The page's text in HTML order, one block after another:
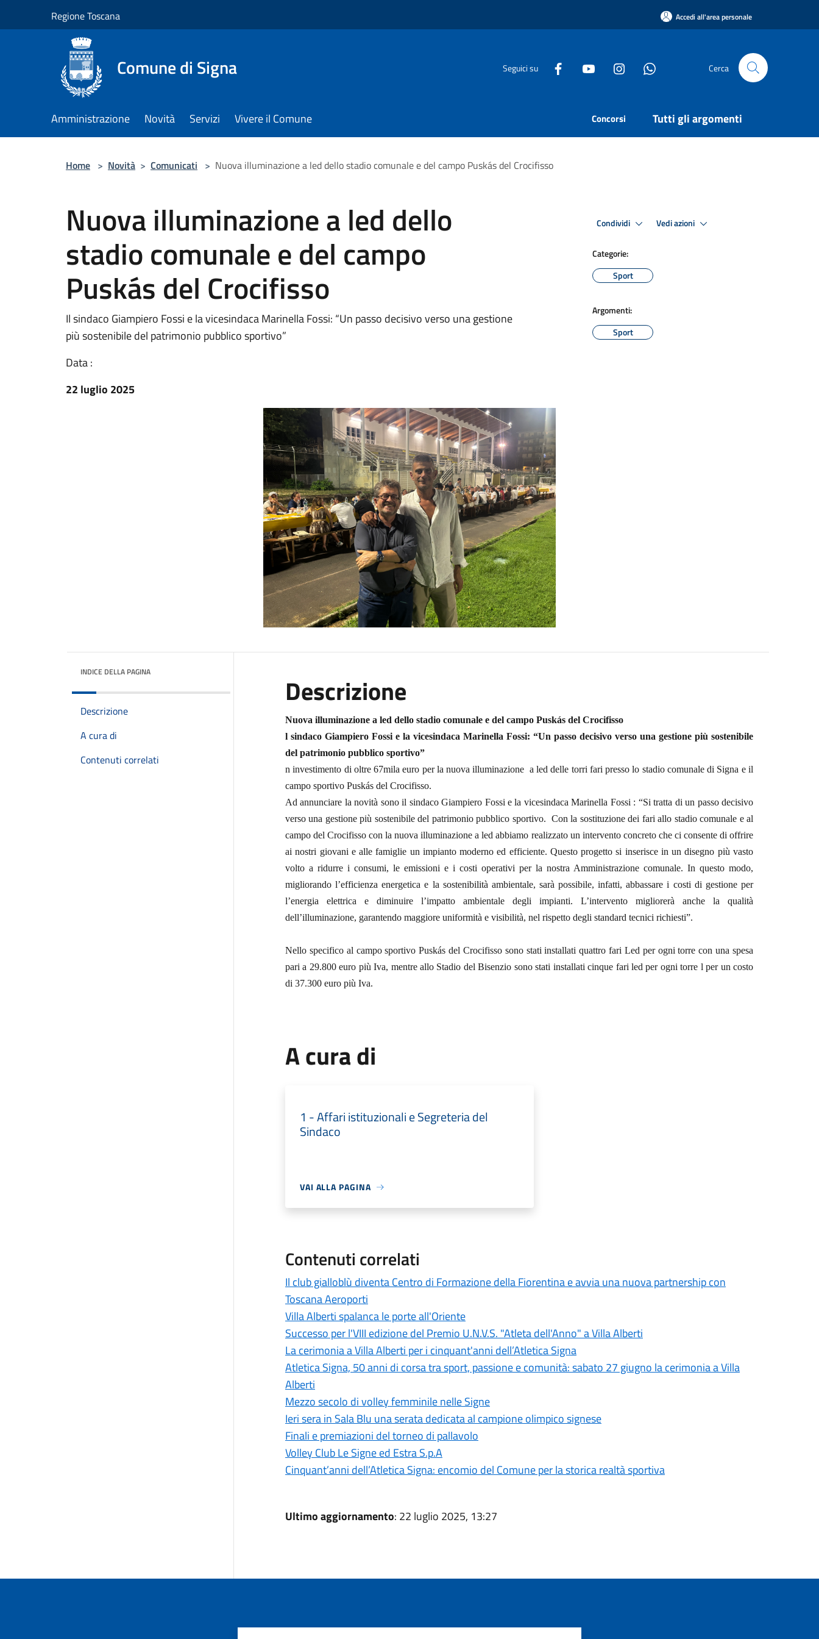
Regione Toscana Accedi all'area personale
Comune di Signa Seguici su Cerca
Amministrazione Novità Servizi Vivere il Comune Concorsi Tutti gli argomenti
Home > Novità > Comunicati > Nuova illuminazione a led dello stadio comunale e del campo Puskás del Crocifisso
Nuova illuminazione a led dello
stadio comunale e del campo
Puskás del Crocifisso
Il sindaco Giampiero Fossi e la vicesindaca Marinella Fossi: “Un passo decisivo verso una gestione
più sostenibile del patrimonio pubblico sportivo”
Data :
22 luglio 2025
Condividi Vedi azioni
Categorie:
Sport
Argomenti:
Sport
INDICE DELLA PAGINA
Descrizione
A cura di
Contenuti correlati
Descrizione
Nuova illuminazione a led dello stadio comunale e del campo Puskás del Crocifisso
l sindaco Giampiero Fossi e la vicesindaca Marinella Fossi: “Un passo decisivo verso una gestione più sostenibile
del patrimonio pubblico sportivo”
n investimento di oltre 67mila euro per la nuova illuminazione a led delle torri fari presso lo stadio comunale di Signa e il
campo sportivo Puskás del Crocifisso.
Ad annunciare la novità sono il sindaco Giampiero Fossi e la vicesindaca Marinella Fossi : “Si tratta di un passo decisivo
verso una gestione più sostenibile del patrimonio pubblico sportivo. Con la sostituzione dei fari allo stadio comunale e al
campo del Crocifisso con la nuova illuminazione a led abbiamo realizzato un intervento concreto che ci consente di offrire
ai nostri giovani e alle famiglie un impianto moderno ed efficiente. Questo progetto si inserisce in un disegno più vasto
volto a ridurre i consumi, le emissioni e i costi operativi per la nostra Amministrazione comunale. In questo modo,
migliorando l’efficienza energetica e la sostenibilità ambientale, sarà possibile, infatti, abbassare i costi di gestione per
l’energia elettrica e diminuire l’impatto ambientale degli impianti. L’intervento migliorerà anche la qualità
dell’illuminazione, garantendo maggiore uniformità e visibilità, nel rispetto degli standard tecnici richiesti”.
Nello specifico al campo sportivo Puskás del Crocifisso sono stati installati quattro fari Led per ogni torre con una spesa
pari a 29.800 euro più Iva, mentre allo Stadio del Bisenzio sono stati installati cinque fari led per ogni torre l per un costo
di 37.300 euro più Iva.
A cura di
1 - Affari istituzionali e Segreteria del
Sindaco
VAI ALLA PAGINA
Contenuti correlati
Il club gialloblù diventa Centro di Formazione della Fiorentina e avvia una nuova partnership con
Toscana Aeroporti
Villa Alberti spalanca le porte all'Oriente
Successo per l'VIII edizione del Premio U.N.V.S. "Atleta dell'Anno" a Villa Alberti
La cerimonia a Villa Alberti per i cinquant'anni dell’Atletica Signa
Atletica Signa, 50 anni di corsa tra sport, passione e comunità: sabato 27 giugno la cerimonia a Villa
Alberti
Mezzo secolo di volley femminile nelle Signe
Ieri sera in Sala Blu una serata dedicata al campione olimpico signese
Finali e premiazioni del torneo di pallavolo
Volley Club Le Signe ed Estra S.p.A
Cinquant’anni dell’Atletica Signa: encomio del Comune per la storica realtà sportiva
Ultimo aggiornamento: 22 luglio 2025, 13:27